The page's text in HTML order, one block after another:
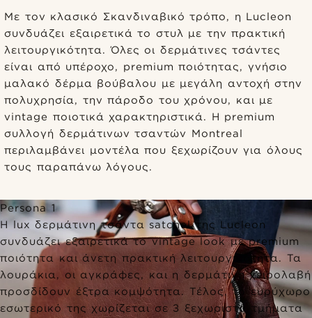
Με τον κλασικό Σκανδιναβικό τρόπο, η Lucleon
συνδυάζει εξαιρετικά το στυλ με την πρακτική
λειτουργικότητα. Όλες οι δερμάτινες τσάντες
είναι από υπέροχο, premium ποιότητας, γνήσιο
μαλακό δέρμα βούβαλου με μεγάλη αντοχή στην
πολυχρησία, την πάροδο του χρόνου, και με
vintage ποιοτικά χαρακτηριστικά. Η premium
συλλογή δερμάτινων τσαντών Montreal
περιλαμβάνει μοντέλα που ξεχωρίζουν για όλους
τους παραπάνω λόγους.
Persona 1
Η lux δερμάτινη τσάντα satchel της Lucleon
συνδυάζει εξαιρετικά το vintage look με premium
ποιότητα και άνετη πρακτική λειτουργικότητα. Τα
λουράκια, οι αγκράφες, και η δερμάτινη χειρολαβή
προσδίδουν έξτρα κομψότητα. Τέλος, το ευρύχωρο
εσωτερικό της χωρίζεται σε 3 ξεχωριστά τμήματα